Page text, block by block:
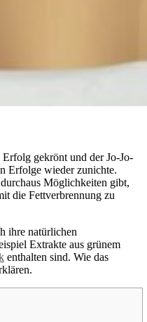
gekrönt und der Jo-Jo-
Erfolge wieder zunichte.
durchaus Möglichkeiten gibt,
die Fettverbrennung zu
ihre natürlichen
Extrakte aus grünem
enthalten sind. Wie das